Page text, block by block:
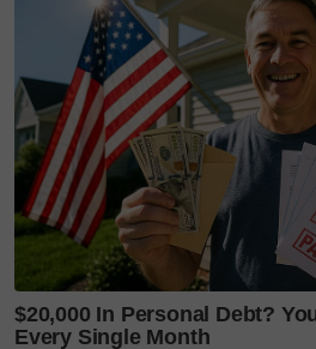
7 tahun menanti zuriat,
sulung. 2 kali IVF, rezeki
semula jadi
6 tahun menanti, Beby
sulung. 'My girl Nur Hayfa
"Semoga semua ini menjadi
kamu,” kongsinya lagi.
Pasangan selebriti yang
pada 2011 itu menantikan